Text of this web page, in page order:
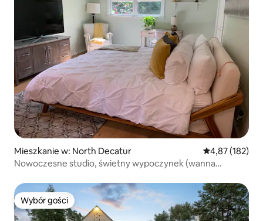
Mieszkanie w: North Decatur Średnia
4,87 (182)
Nowoczesne studio, świetny wypoczynek (wanna
Wybór gości
Wybór gości